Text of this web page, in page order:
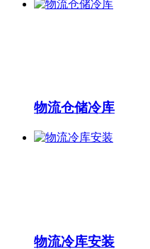
物流仓储冷库
物流冷库安装